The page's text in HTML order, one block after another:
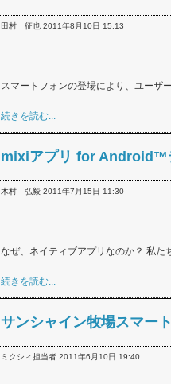
田村 征也 2011年8月10日 15:13
スマートフォンの登場により、ユーザ
続きを読む...
mixiアプリ for Android™
木村 弘毅 2011年7月15日 11:30
なぜ、ネイティブアプリなのか？ 私た
続きを読む...
サンシャイン牧場スマー
ミクシィ担当者 2011年6月10日 19:40